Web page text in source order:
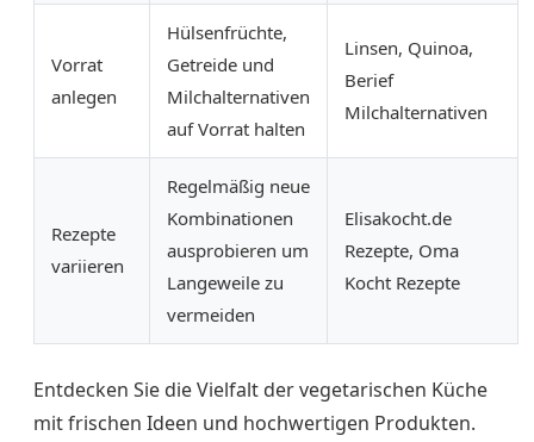
Vorrat
anlegen
Hülsenfrüchte,
Getreide und
Milchalternativen
auf Vorrat halten
Linsen, Quinoa,
Berief
Milchalternativen
Rezepte
variieren
Regelmäßig neue
Kombinationen
ausprobieren um
Langeweile zu
vermeiden
Elisakocht.de
Rezepte, Oma
Kocht Rezepte
Entdecken Sie die Vielfalt der vegetarischen Küche
mit frischen Ideen und hochwertigen Produkten.